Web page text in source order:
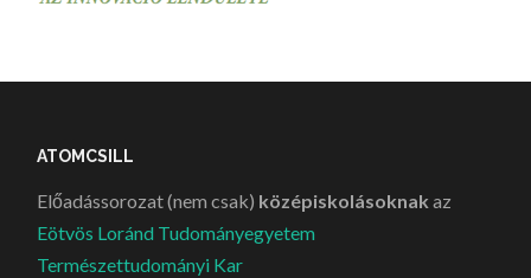
ATOMCSILL
Előadássorozat (nem csak) középiskolásoknak az
Eötvös Loránd Tudományegyetem
Természettudományi Kar